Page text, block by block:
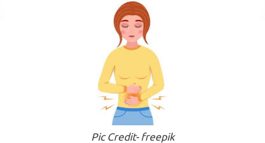
Pic Credit- freepik